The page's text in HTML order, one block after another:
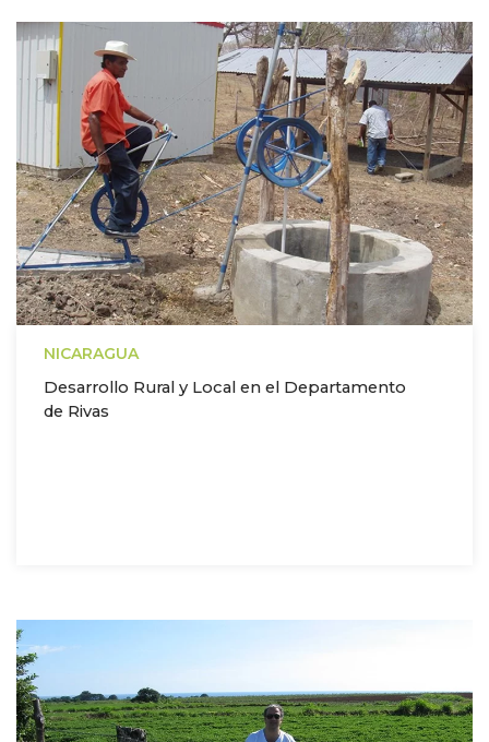
NICARAGUA
Desarrollo Rural y Local en el Departamento
de Rivas